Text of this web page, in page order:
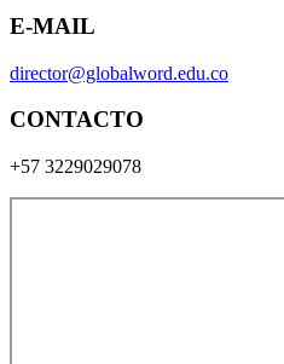
E-MAIL
director@globalword.edu.co
CONTACTO
+57 3229029078